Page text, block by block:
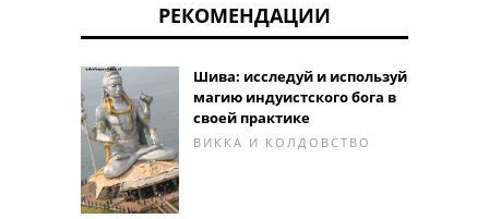
Они, как правило,
гораздо более т
РЕКОМЕНДАЦИИ
Шива: исследуй и используй
магию индуистского бога в
своей практике
ВИККА И КОЛДОВСТВО